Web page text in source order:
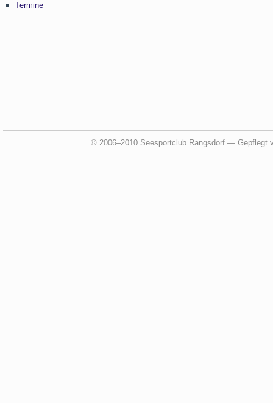
Termine
© 2006–2010 Seesportclub Rangsdorf — Gepflegt